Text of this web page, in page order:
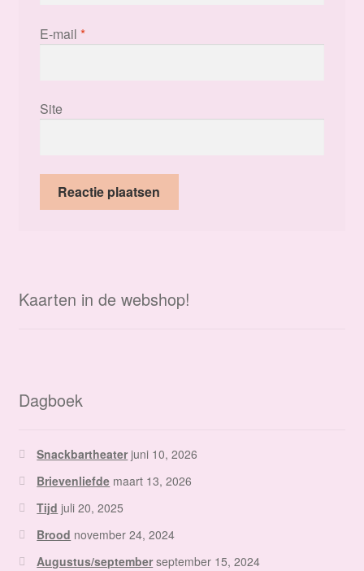
E-mail *
Site
Kaarten in de webshop!
Dagboek
Snackbartheater juni 10, 2026
Brievenliefde maart 13, 2026
Tijd juli 20, 2025
Brood november 24, 2024
Augustus/september september 15, 2024